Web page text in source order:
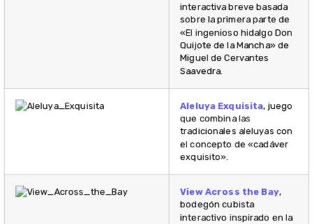
interactiva breve basada
sobre la primera parte de
«El ingenioso hidalgo Don
Quijote de la Mancha» de
Miguel de Cervantes
Saavedra.
Aleluya Exquisita, juego
que combina las
tradicionales aleluyas con
el concepto de «cadáver
exquisito».
View Across the Bay,
bodegón cubista
interactivo inspirado en la